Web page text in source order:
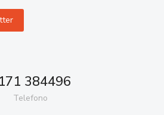
384496
Telefono